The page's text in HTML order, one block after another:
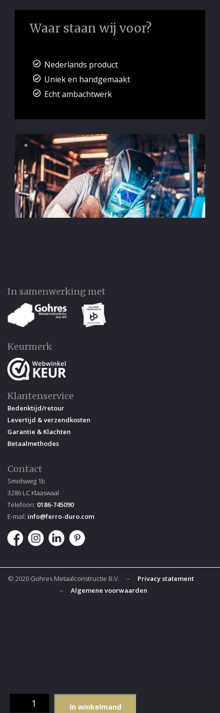
Wijndisplay
In winkelmand
Waar staan wij voor?
Nederlands product
Uniek en handgemaakt
Echt ambachtwerk
In samenwerking met
Keurmerk
Klantenservice
Bedenktijd/retour
Levertijd & verzendkosten
Garantie & Klachten
Betaalmethodes
Contact
Smidsweg 1b
3286 LC Klaaswaal
Telefoon: 0186-745090
E-mail: info@ferro-duro.com
© 2020 Gohres Metaalconstructie B.V. – Privacy statement
–Algemene voorwaarden